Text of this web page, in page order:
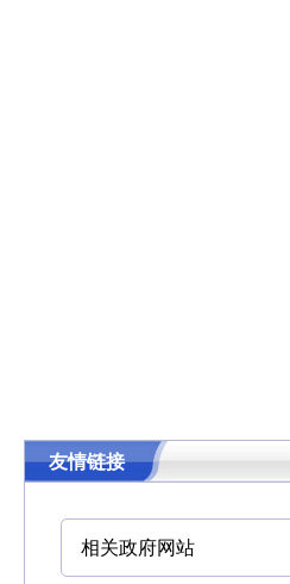
友情链接
相关政府网站